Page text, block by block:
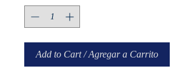
Add to Cart / Agregar a Carrito